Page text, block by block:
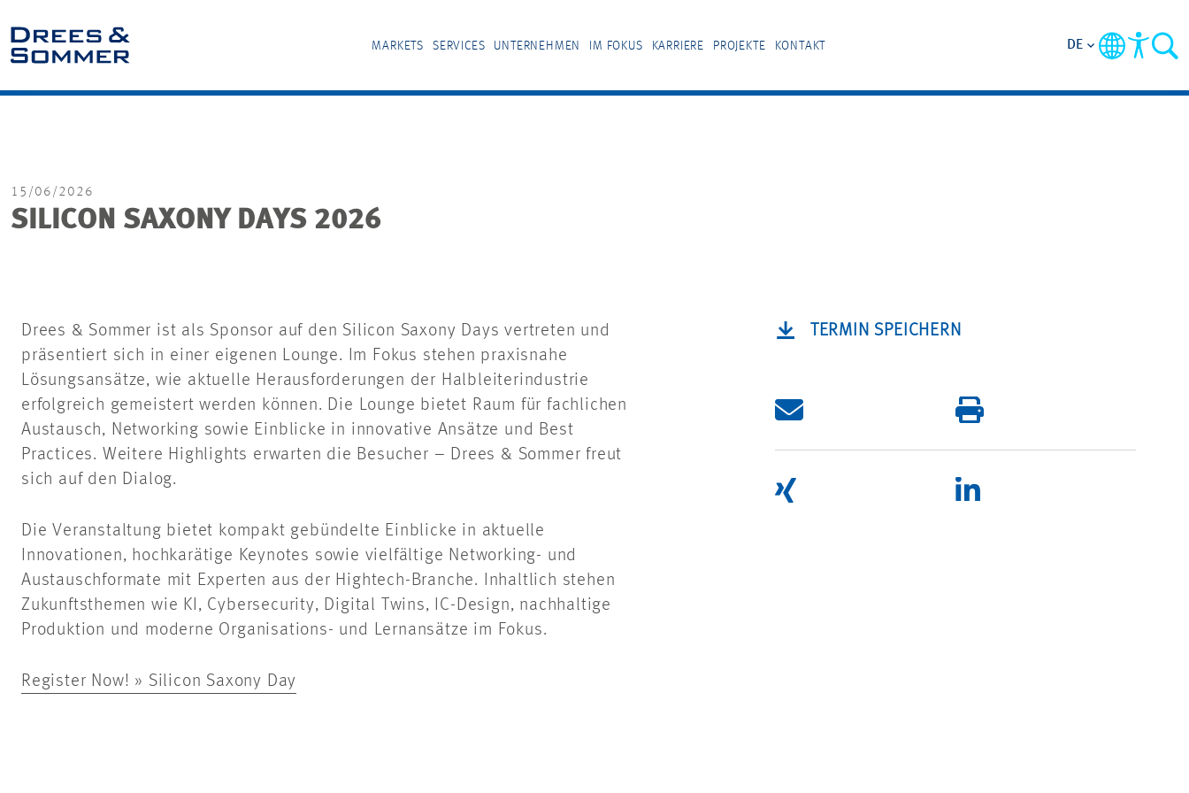
MARKETS SERVICES UNTERNEHMEN IM FOKUS KARRIERE PROJEKTE KONTAKT DE
15/06/2026
SILICON SAXONY DAYS 2026
Drees & Sommer ist als Sponsor auf den Silicon Saxony Days vertreten und
präsentiert sich in einer eigenen Lounge. Im Fokus stehen praxisnahe
Lösungsansätze, wie aktuelle Herausforderungen der Halbleiterindustrie
erfolgreich gemeistert werden können. Die Lounge bietet Raum für fachlichen
Austausch, Networking sowie Einblicke in innovative Ansätze und Best
Practices. Weitere Highlights erwarten die Besucher – Drees & Sommer freut
sich auf den Dialog.
Die Veranstaltung bietet kompakt gebündelte Einblicke in aktuelle
Innovationen, hochkarätige Keynotes sowie vielfältige Networking- und
Austauschformate mit Experten aus der Hightech-Branche. Inhaltlich stehen
Zukunftsthemen wie KI, Cybersecurity, Digital Twins, IC-Design, nachhaltige
Produktion und moderne Organisations- und Lernansätze im Fokus.
Register Now! » Silicon Saxony Day
TERMIN SPEICHERN